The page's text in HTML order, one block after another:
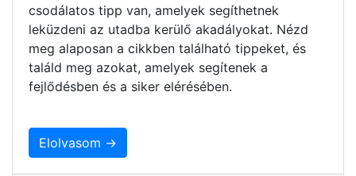
csodálatos tipp van, amelyek segíthetnek
leküzdeni az utadba kerülő akadályokat. Nézd
meg alaposan a cikkben található tippeket, és
találd meg azokat, amelyek segítenek a
fejlődésben és a siker elérésében.
Elolvasom →